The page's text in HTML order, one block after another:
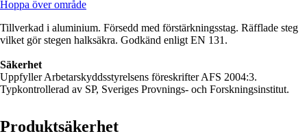
Hoppa över område
Tillverkad i aluminium. Försedd med förstärkningsstag. Räfflade steg
vilket gör stegen halksäkra. Godkänd enligt EN 131.
Säkerhet
Uppfyller Arbetarskyddsstyrelsens föreskrifter AFS 2004:3.
Typkontrollerad av SP, Sveriges Provnings- och Forskningsinstitut.
Produktsäkerhet